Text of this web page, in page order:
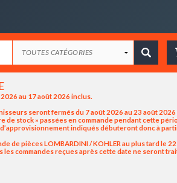
au 17 août 2026 inclus.
seront fermés du 7 août 2026 au 23 août
de stock » passées en commande pendant cette
indiqués débuteront donc à
de pièces LOMBARDINI / KOHLER au plus tard le
commandes reçues après cette date ne seront